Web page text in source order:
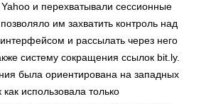
Yahoo и перехватывали сессионные
им захватить контроль над
и рассылать через него
систему сокращения ссылок bit.ly.
была ориентирована на западных
как использовала только